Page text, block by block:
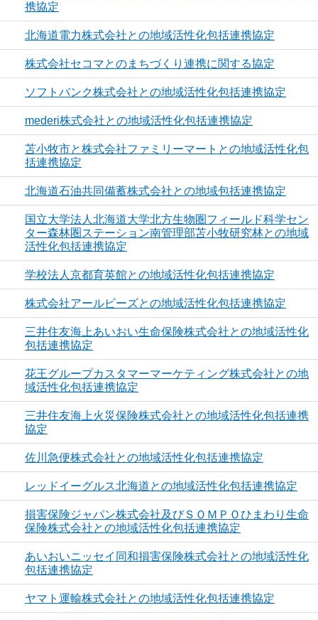
携協定
北海道電力株式会社との地域活性化包括連携協定
株式会社セコマとのまちづくり連携に関する協定
ソフトバンク株式会社との地域活性化包括連携協定
mederi株式会社との地域活性化包括連携協定
苫小牧市と株式会社ファミリーマートとの地域活性化包
括連携協定
北海道石油共同備蓄株式会社との地域包括連携協定
国立大学法人北海道大学北方生物圏フィールド科学セン
ター森林圏ステーション南管理部苫小牧研究林との地域
活性化包括連携協定
学校法人京都育英館との地域活性化包括連携協定
株式会社アールビーズとの地域活性化包括連携協定
三井住友海上あいおい生命保険株式会社との地域活性化
包括連携協定
花王グループカスタマーマーケティング株式会社との地
域活性化包括連携協定
三井住友海上火災保険株式会社との地域活性化包括連携
協定
佐川急便株式会社との地域活性化包括連携協定
レッドイーグルス北海道との地域活性化包括連携協定
損害保険ジャパン株式会社及びＳＯＭＰＯひまわり生命
保険株式会社との地域活性化包括連携協定
あいおいニッセイ同和損害保険株式会社との地域活性化
包括連携協定
ヤマト運輸株式会社との地域活性化包括連携協定